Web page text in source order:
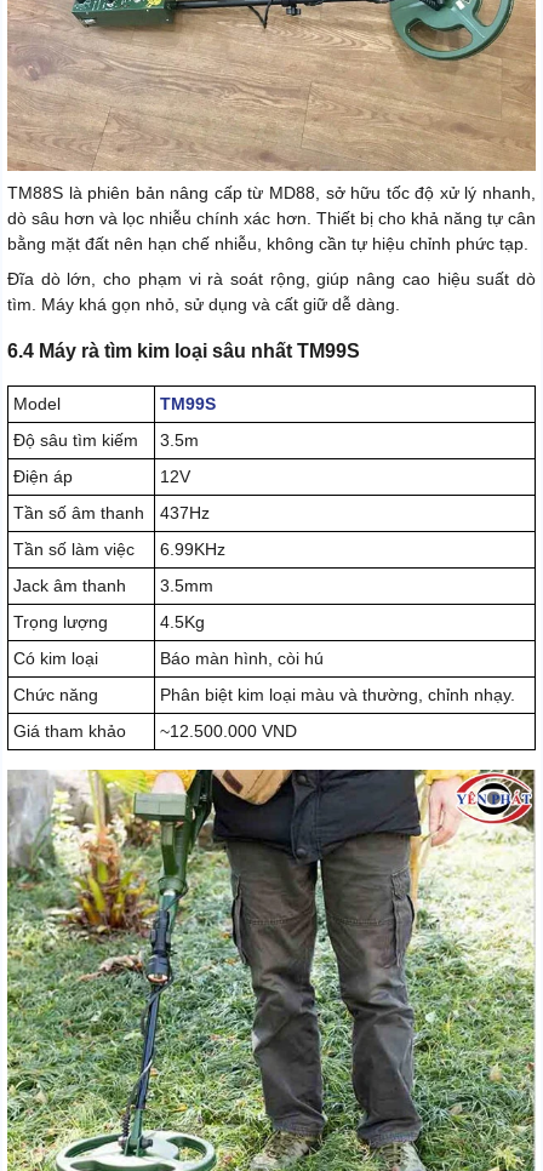
TM88S là phiên bản nâng cấp từ MD88, sở hữu tốc độ xử lý nhanh,
dò sâu hơn và lọc nhiễu chính xác hơn. Thiết bị cho khả năng tự cân
bằng mặt đất nên hạn chế nhiễu, không cần tự hiệu chỉnh phức tạp.
Đĩa dò lớn, cho phạm vi rà soát rộng, giúp nâng cao hiệu suất dò
tìm. Máy khá gọn nhỏ, sử dụng và cất giữ dễ dàng.
6.4 Máy rà tìm kim loại sâu nhất TM99S
Model
TM99S
Độ sâu tìm kiếm
3.5m
Điện áp
12V
Tần số âm thanh
437Hz
Tần số làm việc
6.99KHz
Jack âm thanh
3.5mm
Trọng lượng
4.5Kg
Có kim loại
Báo màn hình, còi hú
Chức năng
Phân biệt kim loại màu và thường, chỉnh nhạy.
Giá tham khảo
~12.500.000 VND